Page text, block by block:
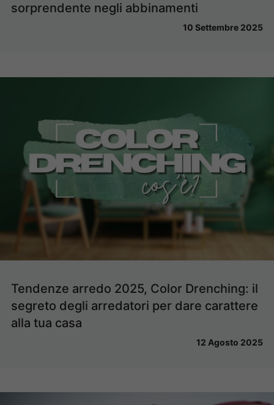
sorprendente negli abbinamenti
10 Settembre 2025
Tendenze arredo 2025, Color Drenching: il
segreto degli arredatori per dare carattere
alla tua casa
12 Agosto 2025